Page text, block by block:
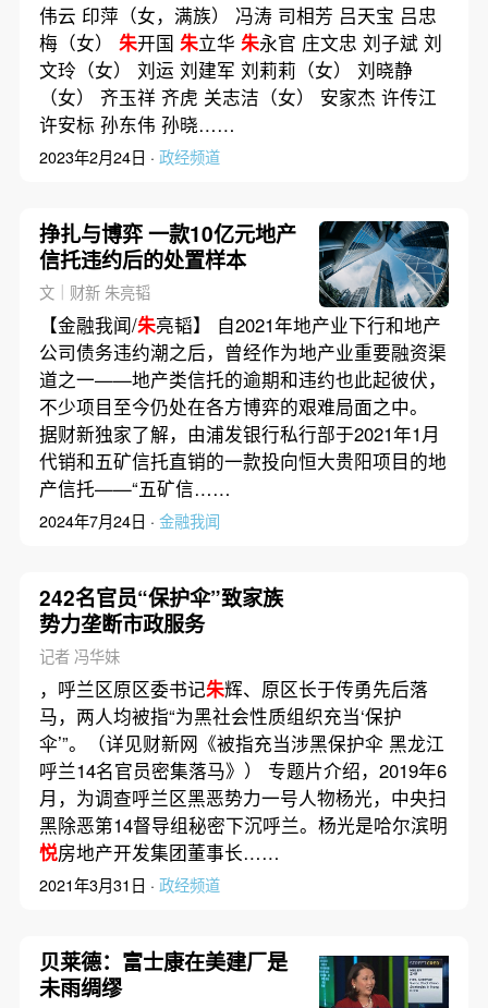
伟云 印萍（女，满族） 冯涛 司相芳 吕天宝 吕忠
梅（女） 朱开国 朱立华 朱永官 庄文忠 刘子斌 刘
文玲（女） 刘运 刘建军 刘莉莉（女） 刘晓静
（女） 齐玉祥 齐虎 关志洁（女） 安家杰 许传江
许安标 孙东伟 孙晓……
2023年2月24日 · 政经频道
挣扎与博弈 一款10亿元地产
信托违约后的处置样本
文｜财新 朱亮韬
【金融我闻/朱亮韬】 自2021年地产业下行和地产
公司债务违约潮之后，曾经作为地产业重要融资渠
道之一——地产类信托的逾期和违约也此起彼伏，
不少项目至今仍处在各方博弈的艰难局面之中。
据财新独家了解，由浦发银行私行部于2021年1月
代销和五矿信托直销的一款投向恒大贵阳项目的地
产信托——“五矿信……
2024年7月24日 · 金融我闻
242名官员“保护伞”致家族
势力垄断市政服务
记者 冯华妹
，呼兰区原区委书记朱辉、原区长于传勇先后落
马，两人均被指“为黑社会性质组织充当‘保护
伞’”。（详见财新网《被指充当涉黑保护伞 黑龙江
呼兰14名官员密集落马》） 专题片介绍，2019年6
月，为调查呼兰区黑恶势力一号人物杨光，中央扫
黑除恶第14督导组秘密下沉呼兰。杨光是哈尔滨明
悦房地产开发集团董事长……
2021年3月31日 · 政经频道
贝莱德：富士康在美建厂是
未雨绸缪